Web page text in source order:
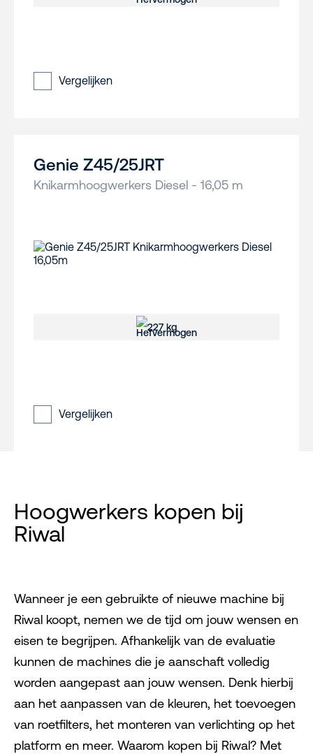
Vergelijken
Genie Z45/25JRT
Knikarmhoogwerkers Diesel - 16,05 m
227 kg
Vergelijken
Hoogwerkers kopen bij
Riwal
Wanneer je een gebruikte of nieuwe machine bij
Riwal koopt, nemen we de tijd om jouw wensen en
eisen te begrijpen. Afhankelijk van de evaluatie
kunnen de machines die je aanschaft volledig
worden aangepast aan jouw wensen. Denk hierbij
aan het aanpassen van de kleuren, het toevoegen
van roetfilters, het monteren van verlichting op het
platform en meer. Waarom kopen bij Riwal? Met